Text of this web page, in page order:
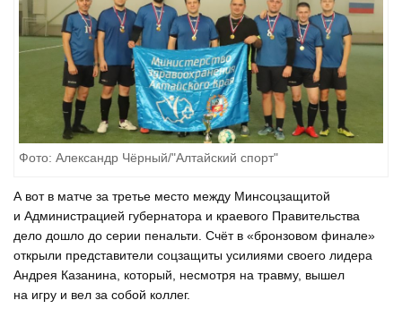
Фото: Александр Чёрный/"Алтайский спорт"
А вот в матче за третье место между Минсоцзащитой
и Администрацией губернатора и краевого Правительства
дело дошло до серии пенальти. Счёт в «бронзовом финале»
открыли представители соцзащиты усилиями своего лидера
Андрея Казанина, который, несмотря на травму, вышел
на игру и вел за собой коллег.